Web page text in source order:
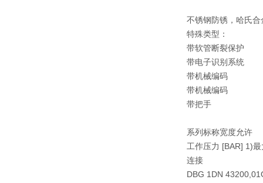
不锈钢防锈，哈氏
特殊类型：
带软管断裂保护
带电子识别系统
带机械编码
带机械编码
带把手
系列标称宽度允许
工作压力 [BAR] 1)最
连接
DBG 1 DN 43200,01